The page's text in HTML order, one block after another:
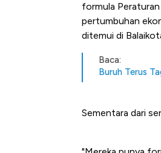
formula
pertumbuhan
ditemui di
Baca:
Buruh Terus
Sementara dari